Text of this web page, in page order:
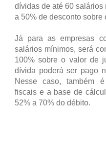
dívidas de até 60 salários
a 50% de desconto sobre
Já para as empresas
salários mínimos, será
100% sobre o valor de
dívida poderá ser pago
Nesse caso, também
fiscais e a base de
52% a 70% do débito.